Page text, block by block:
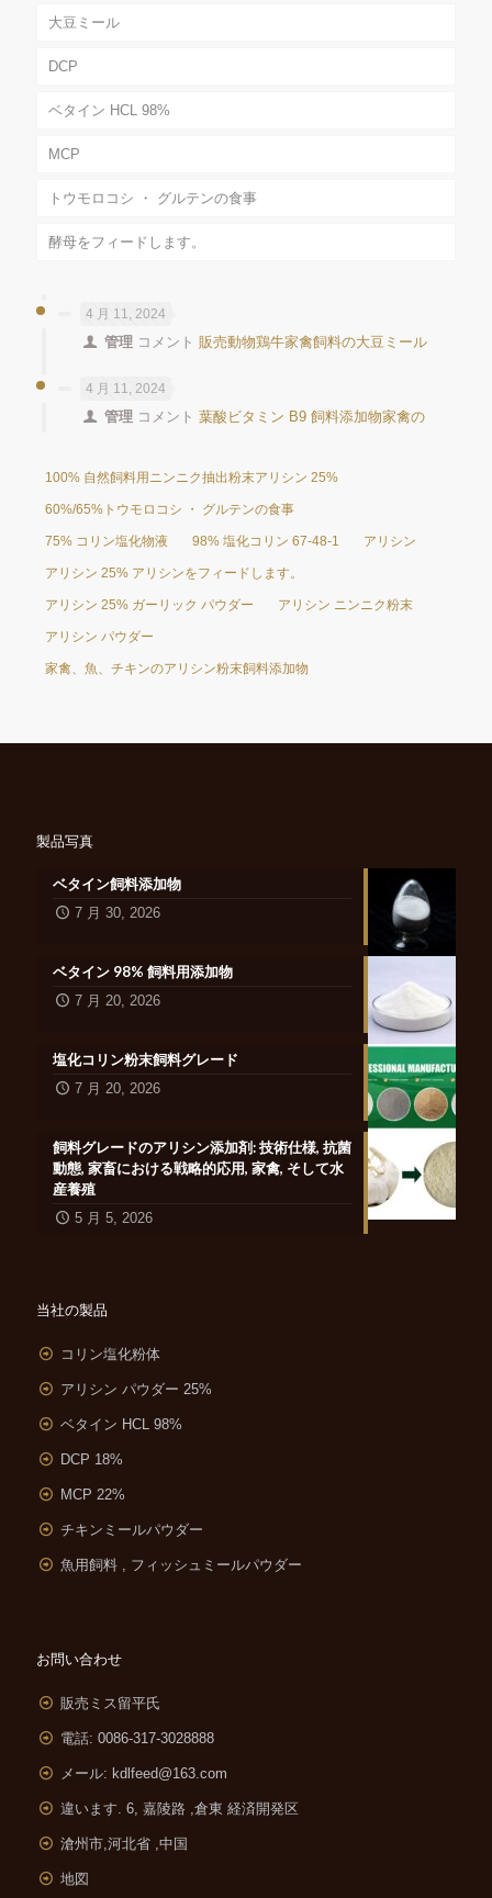
大豆ミール
DCP
ベタイン HCL 98%
MCP
トウモロコシ ・ グルテンの食事
酵母をフィードします。
4 月 11, 2024
管理 コメント販売動物鶏牛家禽飼料の大豆ミール
4 月 11, 2024
管理 コメント葉酸ビタミン B9 飼料添加物家禽の
100% 自然飼料用ニンニク抽出粉末アリシン 25%
60%/65%トウモロコシ ・ グルテンの食事
75% コリン塩化物液 98% 塩化コリン 67-48-1 アリシン
アリシン 25% アリシンをフィードします。
アリシン 25% ガーリック パウダー アリシン ニンニク粉末
アリシン パウダー
家禽、魚、チキンのアリシン粉末飼料添加物
製品写真
ベタイン飼料添加物
7 月 30, 2026
ベタイン 98% 飼料用添加物
7 月 20, 2026
塩化コリン粉末飼料グレード
7 月 20, 2026
飼料グレードのアリシン添加剤: 技術仕様, 抗菌
動態, 家畜における戦略的応用, 家禽, そして水
産養殖
5 月 5, 2026
当社の製品
コリン塩化粉体
アリシン パウダー 25%
ベタイン HCL 98%
DCP 18%
MCP 22%
チキンミールパウダー
魚用飼料 , フィッシュミールパウダー
お問い合わせ
販売ミス留平氏
電話: 0086-317-3028888
メール: kdlfeed@163.com
違います. 6, 嘉陵路 ,倉東 経済開発区
滄州市,河北省 ,中国
地図